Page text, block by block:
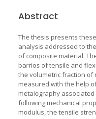
Abstract
The thesis presents
analysis addressed to
of composite material.
barrios of tensile and
the volumetric fraction of
measured with the help
metalography
following mechanical
modulus, the tensile